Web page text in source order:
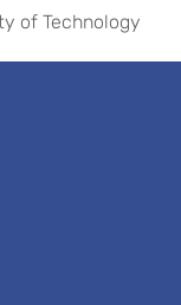
of Technology